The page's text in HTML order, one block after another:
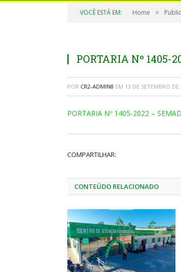
VOCÊ ESTÁ EM: Home »
PORTARIA Nº 1405-
POR CR2-ADMIN8 EM 13 DE SETEMBRO DE
PORTARIA Nº 1405-2022 –
COMPARTILHAR:
CONTEÚDO RELACIONADO